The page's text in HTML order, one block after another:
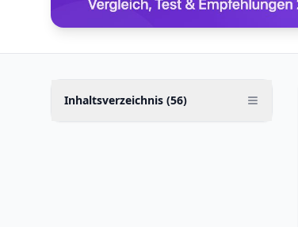
Inhaltsverzeichnis (56)